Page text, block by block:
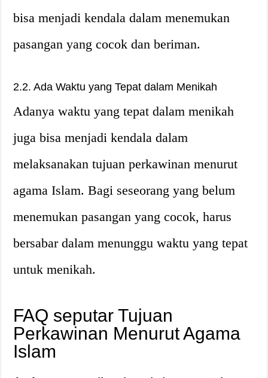
bisa menjadi kendala dalam menemukan
pasangan yang cocok dan beriman.
2.2. Ada Waktu yang Tepat dalam Menikah
Adanya waktu yang tepat dalam menikah
juga bisa menjadi kendala dalam
melaksanakan tujuan perkawinan menurut
agama Islam. Bagi seseorang yang belum
menemukan pasangan yang cocok, harus
bersabar dalam menunggu waktu yang tepat
untuk menikah.
FAQ seputar Tujuan
Perkawinan Menurut Agama
Islam